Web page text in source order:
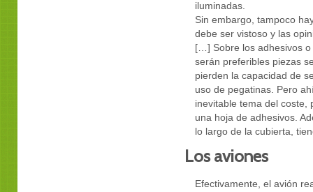
iluminadas.
Sin embargo, tampoco
debe ser vistoso y las
[…] Sobre los adhesivos
serán preferibles piezas
pierden la capacidad de
uso de pegatinas. Pero
inevitable tema del coste,
una hoja de adhesivos.
lo largo de la cubierta,
Los aviones
Efectivamente, el avión